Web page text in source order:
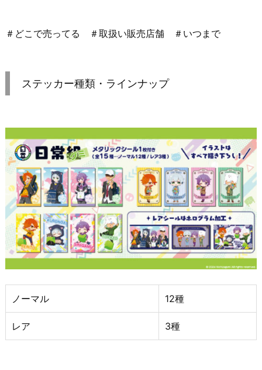
＃どこで売ってる ＃取扱い販売店舗 ＃いつまで
ステッカー種類・ラインナップ
ノーマル 12種
レア 3種